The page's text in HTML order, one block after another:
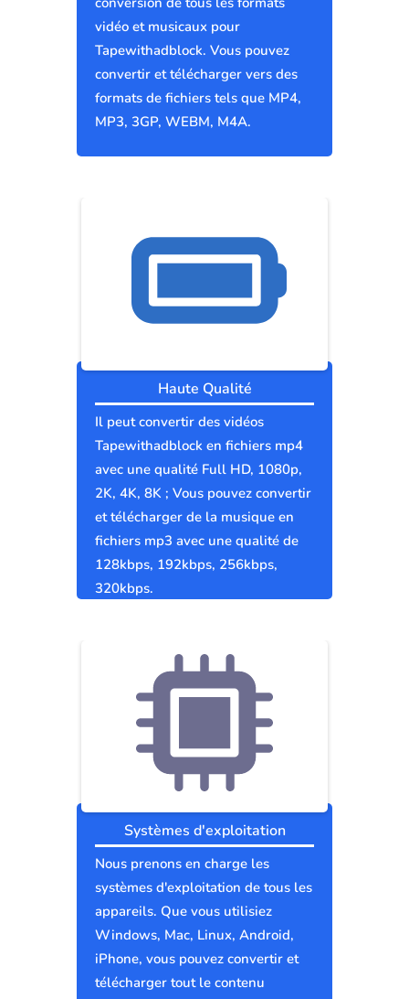
vidéo et musicaux pour
Tapewithadblock. Vous pouvez
convertir et télécharger vers des
formats de fichiers tels que MP4,
MP3, 3GP, WEBM, M4A.
Haute Qualité
Il peut convertir des vidéos
Tapewithadblock en fichiers mp4
avec une qualité Full HD, 1080p,
2K, 4K, 8K ; Vous pouvez convertir
et télécharger de la musique en
fichiers mp3 avec une qualité de
128kbps, 192kbps, 256kbps,
320kbps.
Systèmes d'exploitation
Nous prenons en charge les
systèmes d'exploitation de tous les
appareils. Que vous utilisiez
Windows, Mac, Linux, Android,
iPhone, vous pouvez convertir et
télécharger tout le contenu